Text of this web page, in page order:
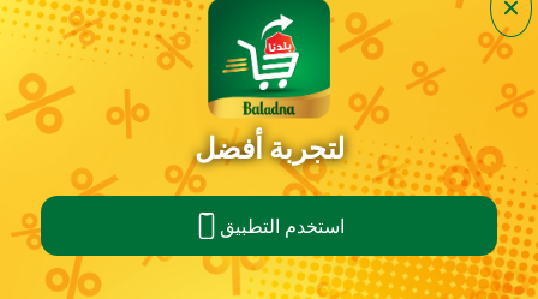
كل التصنيفات
الرئيسية التسوق السريع السلة
نحن نستخدم ملفات تعريف الارتباط لتزويدك بتجربة تسوق
أفضل. نشارك أيضًا معلومات حول استخدامك لموقعنا مع
شركائنا في وسائل التواصل الاجتماعي والإعلان والتحليل. من
خلال الاستمرار في استخدام هذا الموقع ، فإنك تقبل ملفات
تعريف الارتباط هذه و سياسة الخصوصية
الشروط والأحكام
الخاصة بنا.
أقبل
لتجربة أفضل
استخدم التطبيق